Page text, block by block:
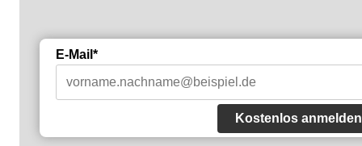
E-Mail*
Kostenlos anmelden